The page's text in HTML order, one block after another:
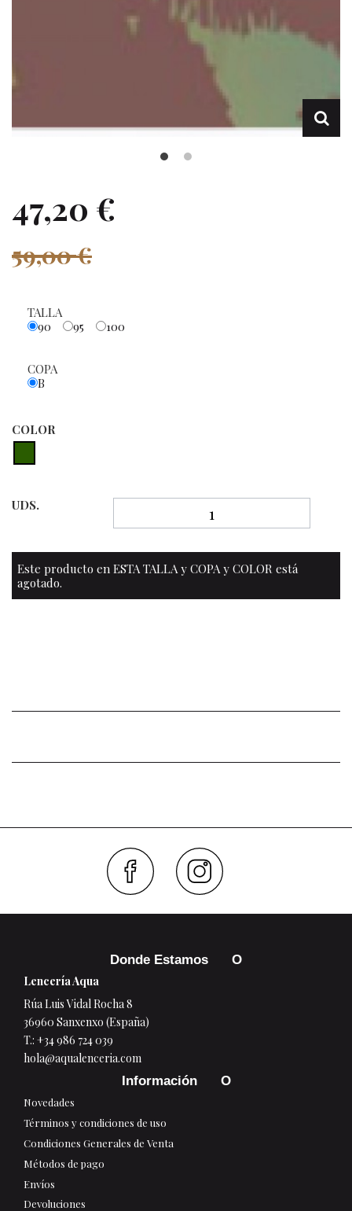
47,20 €
59,00 €
TALLA
90
95 100
COPA
B
COLOR
UDS.
Este producto en ESTA TALLA y COPA y COLOR está
agotado.
Donde Estamos
Lencería Aqua
Rúa Luis Vidal Rocha 8
36960 Sanxenxo (España)
T.: +34 986 724 039
hola@aqualenceria.com
Información
Novedades
Términos y condiciones de uso
Condiciones Generales de Venta
Métodos de pago
Envíos
Devoluciones